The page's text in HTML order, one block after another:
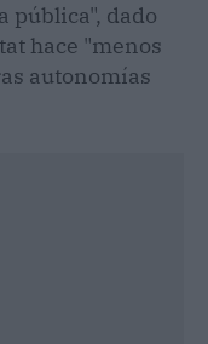
pública", dado
hace "menos
autonomías